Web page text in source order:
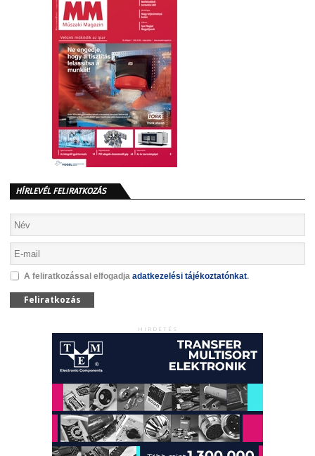
HÍRLEVÉL FELIRATKOZÁS
A feliratkozással elfogadja adatkezelési tájékoztatónkat.
Feliratkozás
HIRDETÉS